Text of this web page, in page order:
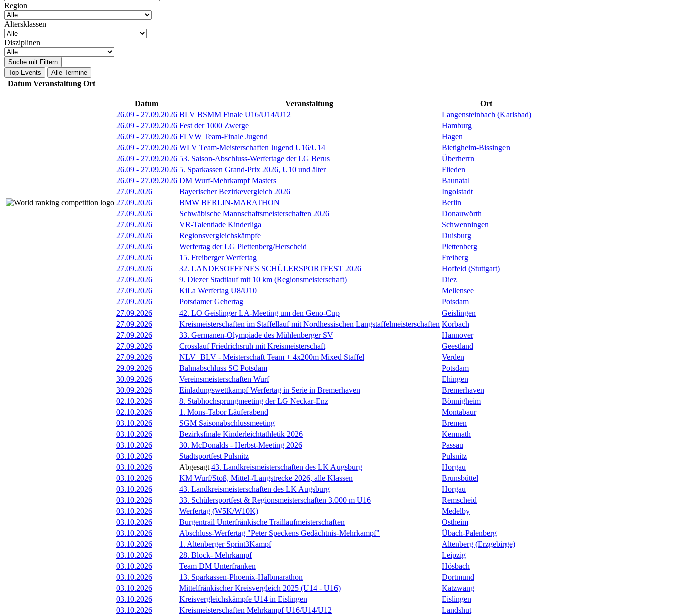
Region
Altersklassen
Disziplinen
Suche mit Filtern
Top-Events
Alle Termine
Datum Veranstaltung Ort
Datum Veranstaltung
Ort
26.09 - 27.09.2026 BLV BSMM Finale U16/U14/U12
Langensteinbach (Karlsbad)
26.09 - 27.09.2026 Fest der 1000 Zwerge
Hamburg
26.09 - 27.09.2026 FLVW Team-Finale Jugend
Hagen
26.09 - 27.09.2026 WLV Team-Meisterschaften Jugend U16/U14
Bietigheim-Bissingen
26.09 - 27.09.2026 53. Saison-Abschluss-Werfertage der LG Berus
Überherrn
26.09 - 27.09.2026 5. Sparkassen Grand-Prix 2026, U10 und älter
Flieden
26.09 - 27.09.2026 DM Wurf-Mehrkampf Masters
Baunatal
27.09.2026
Bayerischer Bezirkevergleich 2026
Ingolstadt
27.09.2026
BMW BERLIN-MARATHON
Berlin
27.09.2026
Schwäbische Mannschaftsmeisterschaften 2026
Donauwörth
27.09.2026
VR-Talentiade Kinderliga
Schwenningen
27.09.2026
Regionsvergleichskämpfe
Duisburg
27.09.2026
Werfertag der LG Plettenberg/Herscheid
Plettenberg
27.09.2026
15. Freiberger Werfertag
Freiberg
27.09.2026
32. LANDESOFFENES SCHÜLERSPORTFEST 2026
Hoffeld (Stuttgart)
27.09.2026
9. Diezer Stadtlauf mit 10 km (Regionsmeisterschaft)
Diez
27.09.2026
KiLa Werfertag U8/U10
Mellensee
27.09.2026
Potsdamer Gehertag
Potsdam
27.09.2026
42. LO Geislinger LA-Meeting um den Geno-Cup
Geislingen
27.09.2026
Kreismeisterschaften im Staffellauf mit Nordhessischen Langstaffelmeisterschaften Korbach
27.09.2026
33. Germanen-Olympiade des Mühlenberger SV
Hannover
27.09.2026
Crosslauf Friedrichsruh mit Kreismeisterschaft
Geestland
27.09.2026
NLV+BLV - Meisterschaft Team + 4x200m Mixed Staffel
Verden
29.09.2026
Bahnabschluss SC Potsdam
Potsdam
30.09.2026
Vereinsmeisterschaften Wurf
Ehingen
30.09.2026
Einladungswettkampf Werfertag in Serie in Bremerhaven
Bremerhaven
02.10.2026
8. Stabhochsprungmeeting der LG Neckar-Enz
Bönnigheim
02.10.2026
1. Mons-Tabor Läuferabend
Montabaur
03.10.2026
SGM Saisonabschlussmeeting
Bremen
03.10.2026
Bezirksfinale Kinderleichtathletik 2026
Kemnath
03.10.2026
30. McDonalds - Herbst-Meeting 2026
Passau
03.10.2026
Stadtsportfest Pulsnitz
Pulsnitz
03.10.2026
Abgesagt 43. Landkreismeisterschaften des LK Augsburg
Horgau
03.10.2026
KM Wurf/Stoß, Mittel-/Langstrecke 2026, alle Klassen
Brunsbüttel
03.10.2026
43. Landkreismeisterschaften des LK Augsburg
Horgau
03.10.2026
33. Schülersportfest & Regionsmeisterschaften 3.000 m U16
Remscheid
03.10.2026
Werfertag (W5K/W10K)
Medelby
03.10.2026
Burgentrail Unterfränkische Traillaufmeisterschaften
Ostheim
03.10.2026
Abschluss-Werfertag "Peter Speckens Gedächtnis-Mehrkampf"
Übach-Palenberg
03.10.2026
1. Altenberger Sprint3Kampf
Altenberg (Erzgebirge)
03.10.2026
28. Block- Mehrkampf
Leipzig
03.10.2026
Team DM Unterfranken
Hösbach
03.10.2026
13. Sparkassen-Phoenix-Halbmarathon
Dortmund
03.10.2026
Mittelfränkischer Kreisvergleich 2025 (U14 - U16)
Katzwang
03.10.2026
Kreisvergleichskämpfe U14 in Eislingen
Eislingen
03.10.2026
Kreismeisterschaften Mehrkampf U16/U14/U12
Landshut